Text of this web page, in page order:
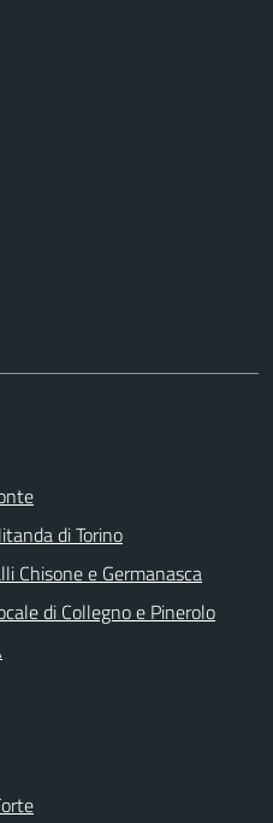
di Torino
Chisone e Germanasca
di Collegno e Pinerolo